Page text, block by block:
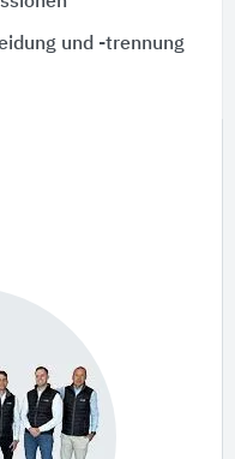
und -trennung
-
Zukunft.